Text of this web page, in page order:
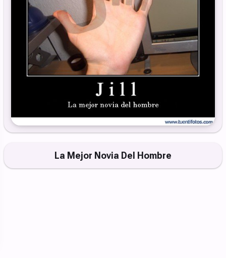
La Mejor Novia Del Hombre